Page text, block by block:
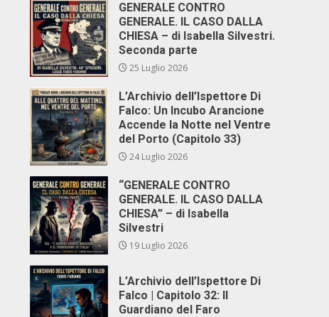
GENERALE CONTRO
GENERALE. IL CASO DALLA
CHIESA – di Isabella Silvestri.
Seconda parte
25 Luglio 2026
L’Archivio dell’Ispettore Di
Falco: Un Incubo Arancione
Accende la Notte nel Ventre
del Porto (Capitolo 33)
24 Luglio 2026
“GENERALE CONTRO
GENERALE. IL CASO DALLA
CHIESA” – di Isabella
Silvestri
19 Luglio 2026
L’Archivio dell’Ispettore Di
Falco | Capitolo 32: Il
Guardiano del Faro